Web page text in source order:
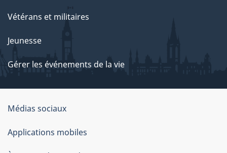
Vétérans et militaires
Jeunesse
Gérer les événements de la vie
Organisation
du
gouvernement
Médias sociaux
Applications mobiles